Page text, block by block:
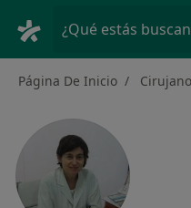
¿Qué estás
Página De Inicio